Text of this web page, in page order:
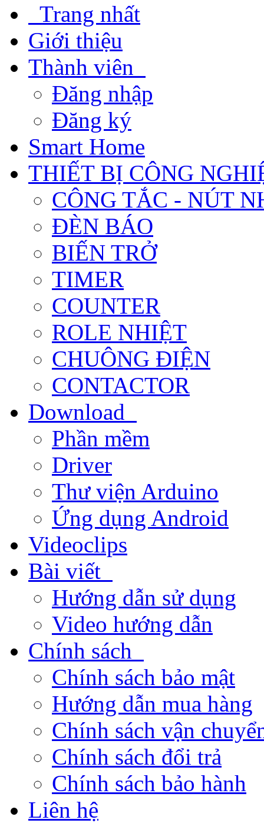
Trang nhất
Giới thiệu
Thành viên
Đăng nhập
Đăng ký
Smart Home
THIẾT BỊ CÔNG
CÔNG TẮC - NÚT
ĐÈN BÁO
BIẾN TRỞ
TIMER
COUNTER
ROLE NHIỆT
CHUÔNG ĐIỆN
CONTACTOR
Download
Phần mềm
Driver
Thư viện Arduino
Ứng dụng Android
Videoclips
Bài viết
Hướng dẫn sử dụng
Video hướng dẫn
Chính sách
Chính sách bảo mật
Hướng dẫn mua hàng
Chính sách vận
Chính sách đổi trả
Chính sách bảo hành
Liên hệ